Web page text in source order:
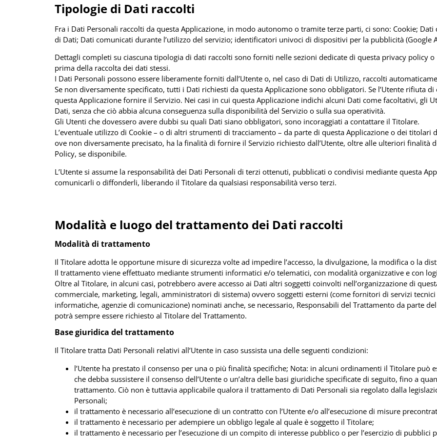
Tipologie di Dati raccolti
Fra i Dati Personali raccolti da questa Applicazione, in modo autonomo o tramite terze parti, ci sono: Cookie;
di Dati; Dati comunicati durante l’utilizzo del servizio; identificatori univoci di dispositivi per la pubblicità (Google
Dettagli completi su ciascuna tipologia di dati raccolti sono forniti nelle sezioni dedicate di questa privacy policy
prima della raccolta dei dati stessi.
I Dati Personali possono essere liberamente forniti dall’Utente o, nel caso di Dati di Utilizzo, raccolti
Se non diversamente specificato, tutti i Dati richiesti da questa Applicazione sono obbligatori. Se l’Utente rifiuta
questa Applicazione fornire il Servizio. Nei casi in cui questa Applicazione indichi alcuni Dati come facoltativi, gli
Dati, senza che ciò abbia alcuna conseguenza sulla disponibilità del Servizio o sulla sua operatività.
Gli Utenti che dovessero avere dubbi su quali Dati siano obbligatori, sono incoraggiati a contattare il Titolare.
L’eventuale utilizzo di Cookie – o di altri strumenti di tracciamento – da parte di questa Applicazione o dei titolari
ove non diversamente precisato, ha la finalità di fornire il Servizio richiesto dall’Utente, oltre alle ulteriori finalità
Policy, se disponibile.
L’Utente si assume la responsabilità dei Dati Personali di terzi ottenuti, pubblicati o condivisi mediante questa
comunicarli o diffonderli, liberando il Titolare da qualsiasi responsabilità verso terzi.
Modalità e luogo del trattamento dei Dati raccolti
Modalità di trattamento
Il Titolare adotta le opportune misure di sicurezza volte ad impedire l’accesso, la divulgazione, la modifica o la
Il trattamento viene effettuato mediante strumenti informatici e/o telematici, con modalità organizzative e con
Oltre al Titolare, in alcuni casi, potrebbero avere accesso ai Dati altri soggetti coinvolti nell’organizzazione di
commerciale, marketing, legali, amministratori di sistema) ovvero soggetti esterni (come fornitori di servizi
informatiche, agenzie di comunicazione) nominati anche, se necessario, Responsabili del Trattamento da parte
potrà sempre essere richiesto al Titolare del Trattamento.
Base giuridica del trattamento
Il Titolare tratta Dati Personali relativi all’Utente in caso sussista una delle seguenti condizioni:
l’Utente ha prestato il consenso per una o più finalità specifiche; Nota: in alcuni ordinamenti il Titolare può
che debba sussistere il consenso dell’Utente o un’altra delle basi giuridiche specificate di seguito, fino a
trattamento. Ciò non è tuttavia applicabile qualora il trattamento di Dati Personali sia regolato dalla
Personali;
il trattamento è necessario all’esecuzione di un contratto con l’Utente e/o all’esecuzione di misure
il trattamento è necessario per adempiere un obbligo legale al quale è soggetto il Titolare;
il trattamento è necessario per l’esecuzione di un compito di interesse pubblico o per l’esercizio di